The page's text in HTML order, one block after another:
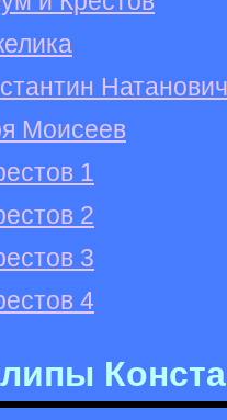
Натанович
Моисеев
1
2
3
4